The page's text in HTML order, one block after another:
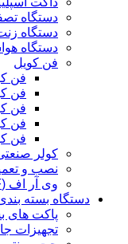
دستگاه
دستگاه
دستگاه
فن کویل
فن
فن
فن
فن
فن
کولر
نصب و
وی آر اف (VRF)
دستگاه بسته
پاکت های
تجهیزات